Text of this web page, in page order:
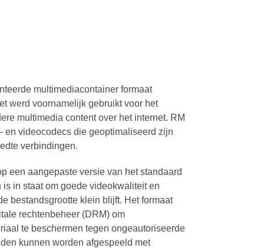
multimediacontainer formaat
werd voornamelijk gebruikt voor het
multimedia content over het internet. RM
en videocodecs die geoptimaliseerd zijn
verbindingen.
een aangepaste versie van het standaard
in staat om goede videokwaliteit en
bestandsgrootte klein blijft. Het formaat
rechtenbeheer (DRM) om
te beschermen tegen ongeautoriseerde
kunnen worden afgespeeld met